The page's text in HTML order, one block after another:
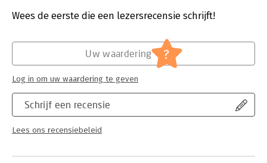
Wees de eerste die een lezersrecensie schrijft!
Schrijf een recensie
Lees ons recensiebeleid
Uw waardering ?
Log in om uw waardering te geven